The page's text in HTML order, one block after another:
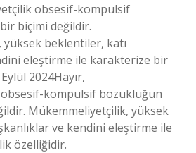
obsesif-kompulsif
biçimi değildir.
beklentiler, katı
eleştirme ile karakterize bir
2024Hayır,
kompulsif bozukluğun
Mükemmeliyetçilik, yüksek
ve kendini eleştirme ile
özelliğidir.